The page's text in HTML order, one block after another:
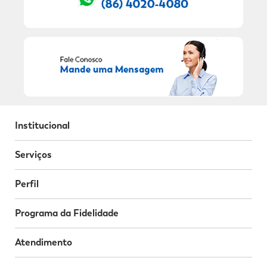
Institucional
Serviços
Perfil
Programa da Fidelidade
Atendimento